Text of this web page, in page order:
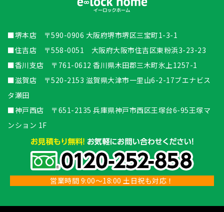
■堺本店 〒590-0906 大阪府堺市堺区三宝町1-3-1
■住吉店 〒558-0051 大阪府大阪市住吉区東粉浜3-23-23
■香川支店 〒761-0612 香川県木田郡三木町氷上1257-1
■滋賀店 〒520-2153 滋賀県大津市一里山6-2-17ブエナビス
タ瀬田
■神戸西店 〒651-2135 兵庫県神戸市西区王塚台6-95王塚マ
ンション 1F
営業時間 9:00～18:00 土日祝も対応！